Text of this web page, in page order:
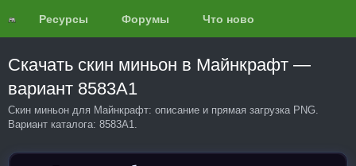
Ресурсы Форумы Что нового?
Скачать скин миньон в Майнкрафт —
вариант 8583A1
Скин миньон для Майнкрафт: описание и прямая загрузка PNG.
Вариант каталога: 8583A1.